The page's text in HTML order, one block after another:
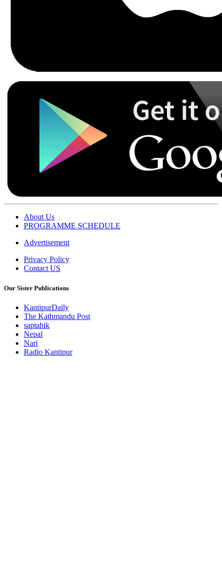
About Us
PROGRAMME SCHEDULE
Advertisement
Privacy Policy
Contact US
Our Sister Publications
KantipurDaily
The Kathmandu Post
saptahik
Nepal
Nari
Radio Kantipur